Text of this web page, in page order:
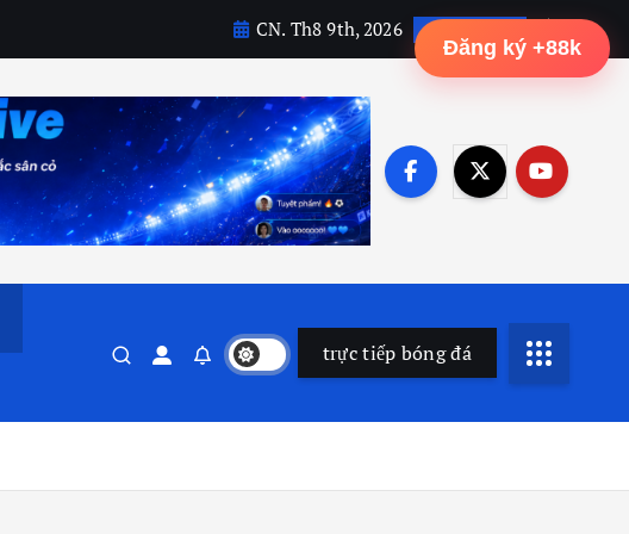
CN. Th8 9th, 2026 7:27:50 AM
trực tiếp bóng đá
Đăng ký +88k